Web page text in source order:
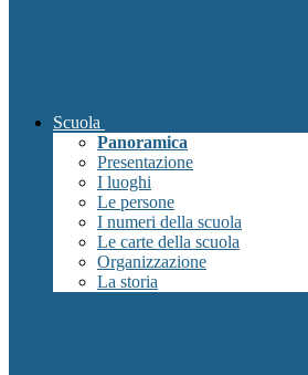
Scuola
Panoramica
Presentazione
I luoghi
Le persone
I numeri della scuola
Le carte della scuola
Organizzazione
La storia